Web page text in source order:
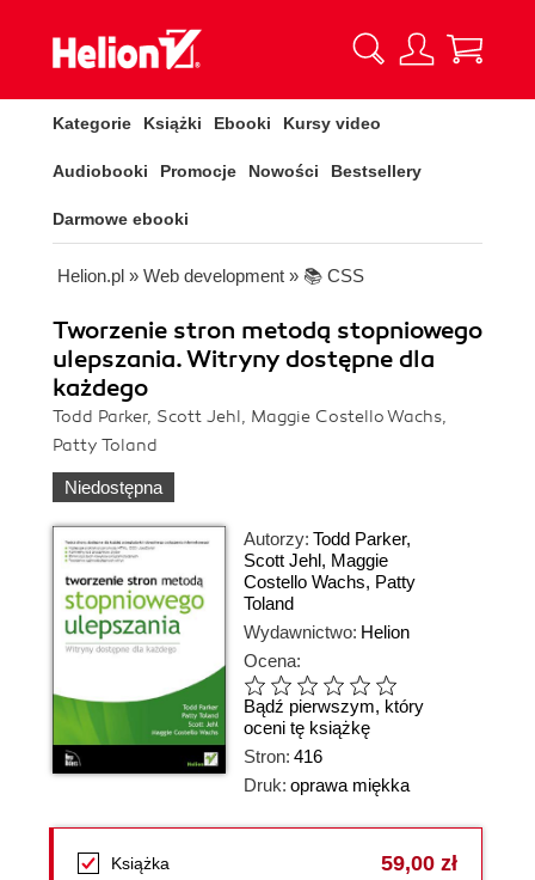
Kategorie Książki Ebooki Kursy video
Audiobooki Promocje Nowości Bestsellery
Darmowe ebooki
Helion.pl » Web development » 📚 CSS
Tworzenie stron metodą stopniowego
ulepszania. Witryny dostępne dla
każdego
Todd Parker, Scott Jehl, Maggie Costello Wachs,
Patty Toland
Niedostępna
Autorzy: Todd Parker,
Scott Jehl, Maggie
Costello Wachs, Patty
Toland
Wydawnictwo: Helion
Ocena:
Bądź pierwszym, który
oceni tę książkę
Stron: 416
Druk: oprawa miękka
Książka 59,00 zł